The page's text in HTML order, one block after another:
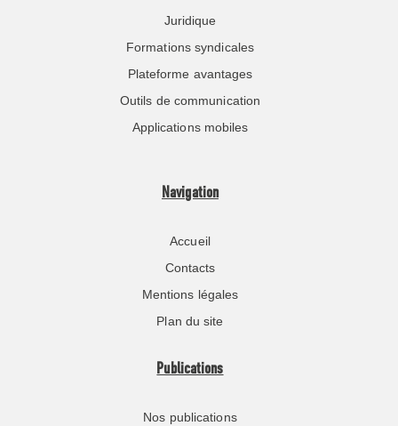
Juridique
Formations syndicales
Plateforme avantages
Outils de communication
Applications mobiles
Navigation
Accueil
Contacts
Mentions légales
Plan du site
Publications
Nos publications